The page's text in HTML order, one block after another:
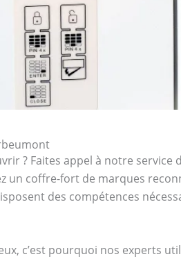
? Faites appel à notre service
un coffre-fort de marques
des compétences
c’est pourquoi nos experts